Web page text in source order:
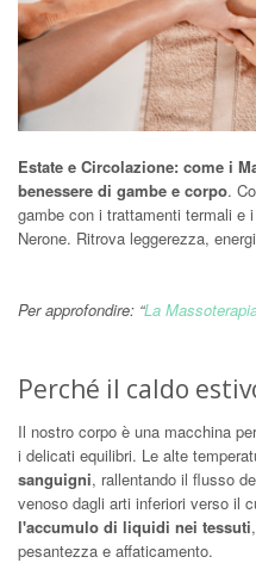
Estate e Circolazione: come i
benessere di gambe e corpo.
gambe con i trattamenti termali e
Nerone. Ritrova leggerezza,
Per approfondire: “La
Perché il caldo
Il nostro corpo è una macchina
i delicati equilibri. Le alte
sanguigni, rallentando il flusso
venoso dagli arti inferiori verso il
l'accumulo di liquidi nei tessuti
pesantezza e affaticamento.